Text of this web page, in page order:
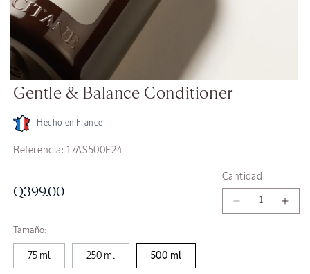
elemento
en
una
modal
Gentle & Balance Conditioner
Hecho en France
Referencia: SKU:
17AS500E24
Precio
Q399.00
Cantidad
Reducir
Tamaño:
75 ml 250 ml 500 ml